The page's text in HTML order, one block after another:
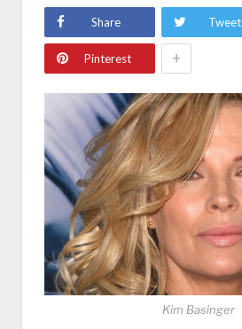
Share Tweet
Pinterest +
Kim Basinger